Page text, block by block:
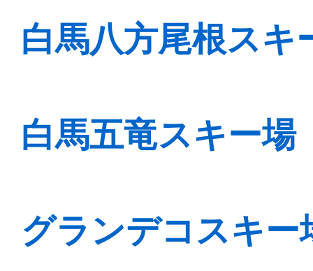
白馬八方尾根ス
白馬五竜スキー
グランデコスキー